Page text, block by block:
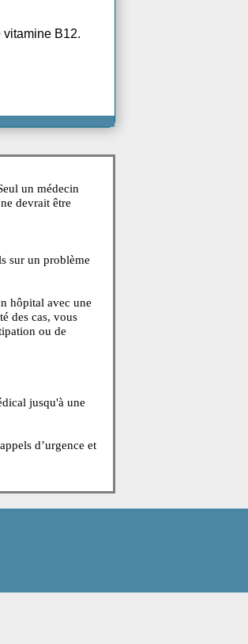
Aujourd'hui, la carence
Seul un médecin
régime) ne devrait être
des conseils sur un problème
d'un hôpital avec une
la majorité des cas, vous
de constipation ou de
conseil médical jusqu'à une